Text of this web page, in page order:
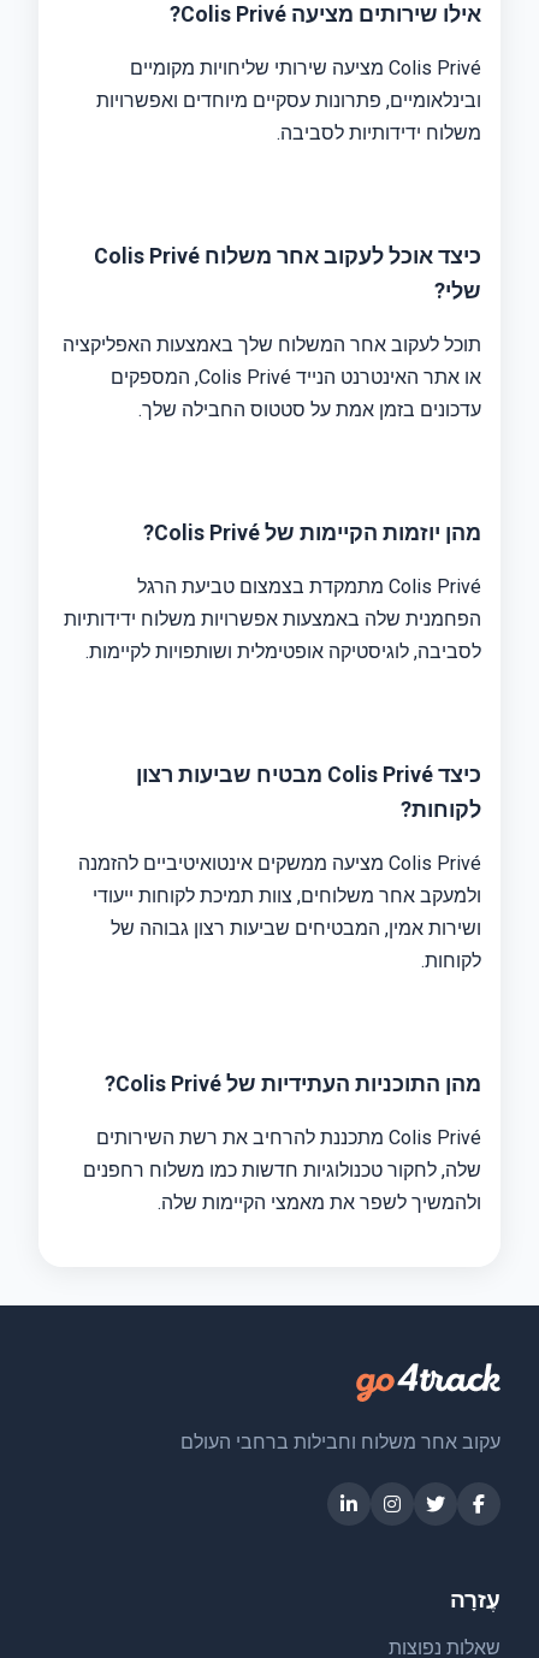
אילו שירותים מציעה Colis Privé?
Colis Privé מציעה שירותי שליחויות מקומיים
ובינלאומיים, פתרונות עסקיים מיוחדים ואפשרויות
משלוח ידידותיות לסביבה.
כיצד אוכל לעקוב אחר משלוח Colis Privé
שלי?
תוכל לעקוב אחר המשלוח שלך באמצעות האפליקציה
או אתר האינטרנט הנייד Colis Privé, המספקים
עדכונים בזמן אמת על סטטוס החבילה שלך.
מהן יוזמות הקיימות של Colis Privé?
Colis Privé מתמקדת בצמצום טביעת הרגל
הפחמנית שלה באמצעות אפשרויות משלוח ידידותיות
לסביבה, לוגיסטיקה אופטימלית ושותפויות לקיימות.
כיצד Colis Privé מבטיח שביעות רצון
לקוחות?
Colis Privé מציעה ממשקים אינטואיטיביים להזמנה
ולמעקב אחר משלוחים, צוות תמיכת לקוחות ייעודי
ושירות אמין, המבטיחים שביעות רצון גבוהה של
לקוחות.
מהן התוכניות העתידיות של Colis Privé?
Colis Privé מתכננת להרחיב את רשת השירותים
שלה, לחקור טכנולוגיות חדשות כמו משלוח רחפנים
ולהמשיך לשפר את מאמצי הקיימות שלה.
עקוב אחר משלוח וחבילות ברחבי העולם
עֶזרָה
שאלות נפוצות